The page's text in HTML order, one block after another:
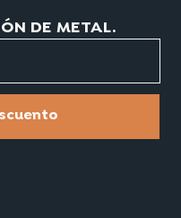
DE METAL.